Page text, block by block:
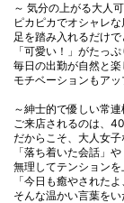
～ 気分の上がる大人
ピカピカでオシャレな
足を踏み入れるだけ
「可愛い！」がたっ
毎日の出勤が自然と
モチベーションもア
～紳士的で優しい常連
ご来店されるのは、
だからこそ、大人女
「落ち着いた会話」
無理してテンション
「今日も癒やされた
そんな温かい言葉を